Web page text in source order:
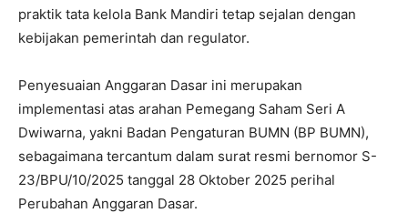
praktik tata kelola Bank Mandiri tetap sejalan dengan
kebijakan pemerintah dan regulator.
Penyesuaian Anggaran Dasar ini merupakan
implementasi atas arahan Pemegang Saham Seri A
Dwiwarna, yakni Badan Pengaturan BUMN (BP BUMN),
sebagaimana tercantum dalam surat resmi bernomor S-
23/BPU/10/2025 tanggal 28 Oktober 2025 perihal
Perubahan Anggaran Dasar.